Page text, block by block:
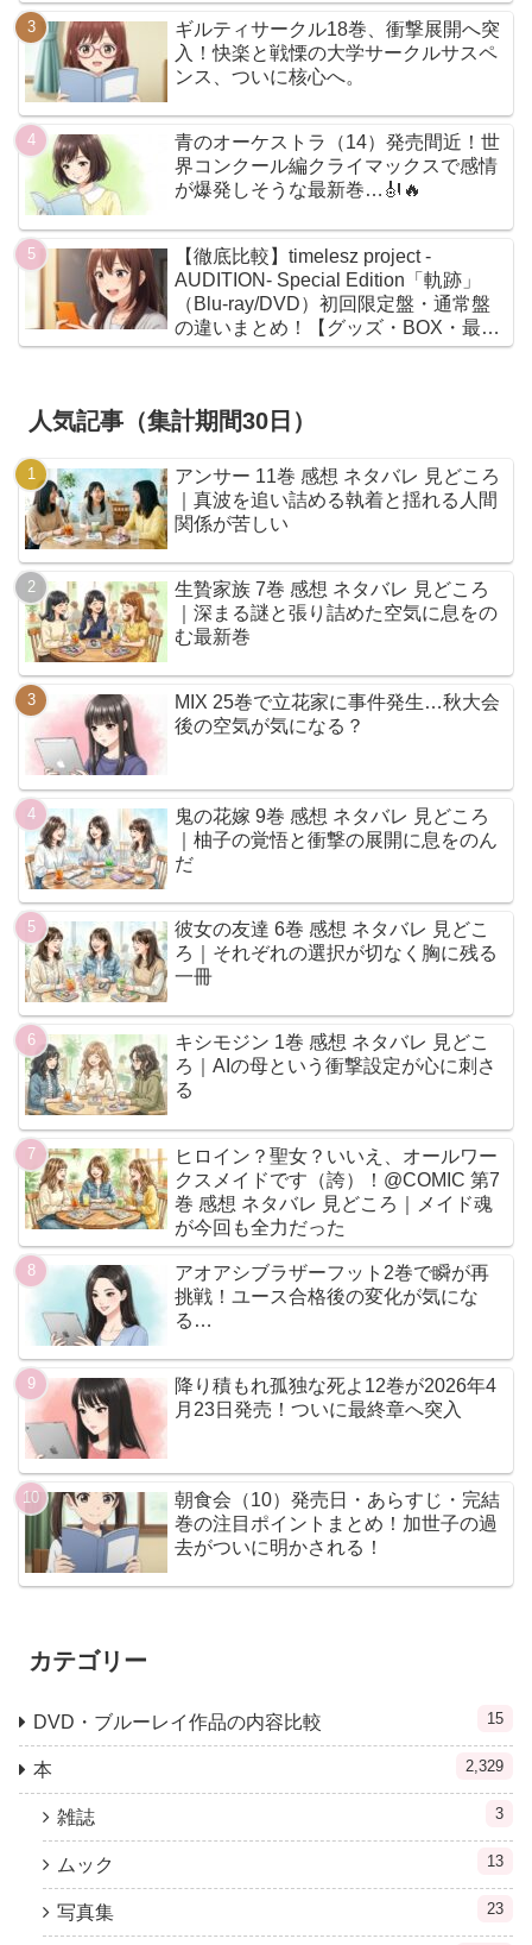
ギルティサークル18巻、衝撃展開へ突
入！快楽と戦慄の大学サークルサスペ
ンス、ついに核心へ。
青のオーケストラ（14）発売間近！世
界コンクール編クライマックスで感情
が爆発しそうな最新巻…🎻🔥
【徹底比較】timelesz project -
AUDITION- Special Edition「軌跡」
（Blu-ray/DVD）初回限定盤・通常盤
の違いまとめ！【グッズ・BOX・最安
値】
人気記事（集計期間30日）
アンサー 11巻 感想 ネタバレ 見どころ
｜真波を追い詰める執着と揺れる人間
関係が苦しい
生贄家族 7巻 感想 ネタバレ 見どころ
｜深まる謎と張り詰めた空気に息をの
む最新巻
MIX 25巻で立花家に事件発生…秋大会
後の空気が気になる？
鬼の花嫁 9巻 感想 ネタバレ 見どころ
｜柚子の覚悟と衝撃の展開に息をのん
だ
彼女の友達 6巻 感想 ネタバレ 見どこ
ろ｜それぞれの選択が切なく胸に残る
一冊
キシモジン 1巻 感想 ネタバレ 見どこ
ろ｜AIの母という衝撃設定が心に刺さ
る
ヒロイン？聖女？いいえ、オールワー
クスメイドです（誇）！@COMIC 第7
巻 感想 ネタバレ 見どころ｜メイド魂
が今回も全力だった
アオアシブラザーフット2巻で瞬が再
挑戦！ユース合格後の変化が気にな
る…
降り積もれ孤独な死よ12巻が2026年4
月23日発売！ついに最終章へ突入
朝食会（10）発売日・あらすじ・完結
巻の注目ポイントまとめ！加世子の過
去がついに明かされる！
カテゴリー
DVD・ブルーレイ作品の内容比較 15
本 2,329
雑誌 3
ムック 13
写真集 23